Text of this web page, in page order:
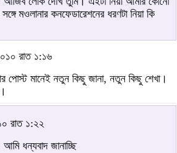
মওলানার কনফেডারেশনের ধরণটা নিয়া কি
রাত ১:১৬
পোস্ট মানেই নতুন কিছু জানা, নতুন কিছু শেখা।
রাত ১:২২
ধন্যবাদ জানাচ্ছি